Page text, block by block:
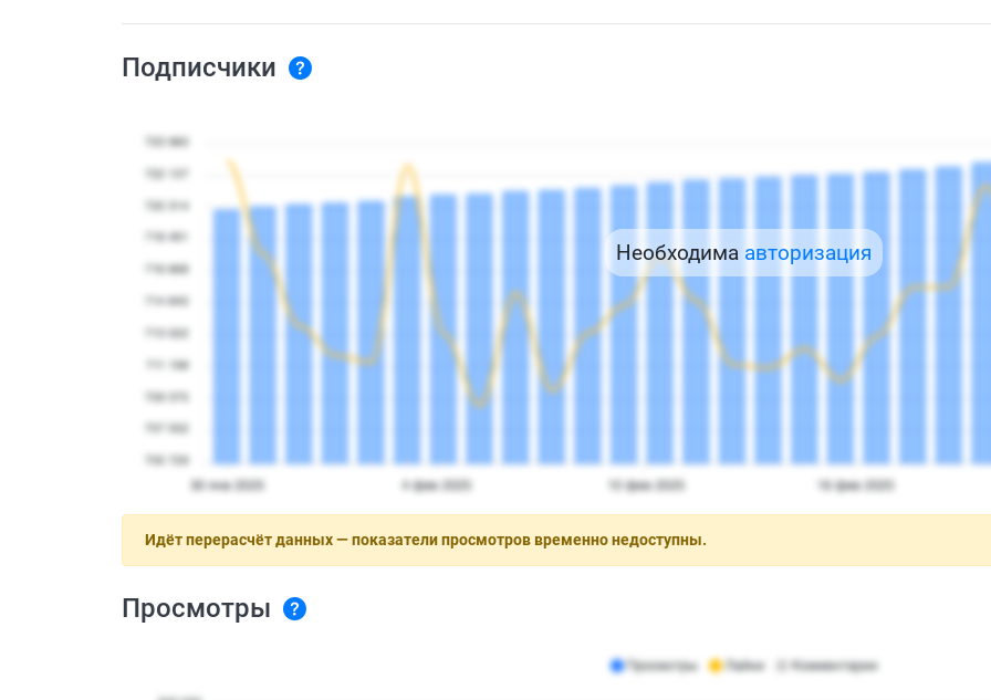
Подписчики
Необходима авторизация
Идёт перерасчёт данных — показатели просмотров временно недоступны.
Просмотры